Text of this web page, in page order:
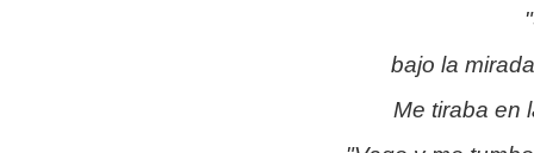
bajo la
Me tiraba en